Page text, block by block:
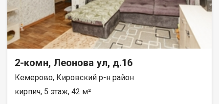
2-комн, Леонова ул, д.16
Кемерово, Кировский р-н район
кирпич, 5 этаж, 42 м²